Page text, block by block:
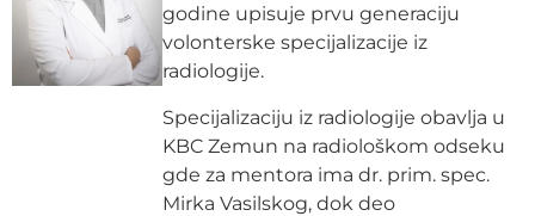
godine upisuje prvu generaciju
volonterske specijalizacije iz
radiologije.
Specijalizaciju iz radiologije obavlja u
KBC Zemun na radiološkom odseku
gde za mentora ima dr. prim. spec.
Mirka Vasilskog, dok deo